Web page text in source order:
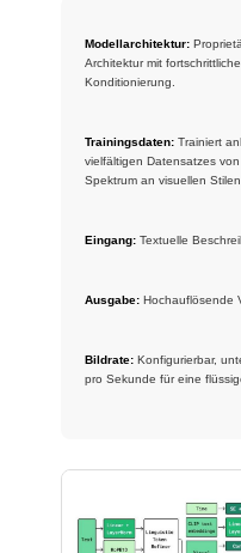
Modellarchitektur:
Architektur mit
Konditionierung.
Trainingsdaten: Trainiert
vielfältigen Datensatzes
Spektrum an visuellen
Eingang: Textuelle
Ausgabe: Hochauflösende
Bildrate: Konfigurierbar,
pro Sekunde für eine